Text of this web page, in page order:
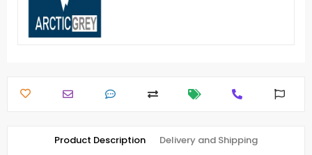
Product Description Delivery and Shipping